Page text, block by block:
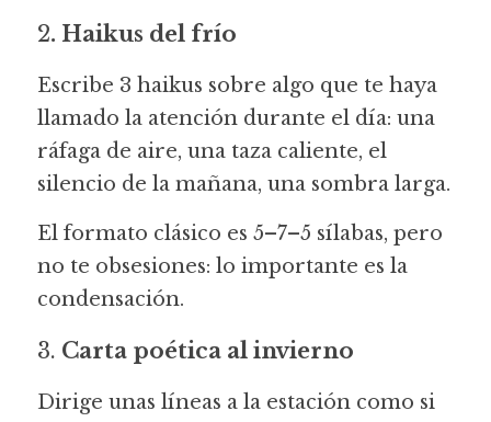
2. Haikus del frío
Escribe 3 haikus sobre algo que te haya
llamado la atención durante el día: una
ráfaga de aire, una taza caliente, el
silencio de la mañana, una sombra larga.
El formato clásico es 5–7–5 sílabas, pero
no te obsesiones: lo importante es la
condensación.
3. Carta poética al invierno
Dirige unas líneas a la estación como si